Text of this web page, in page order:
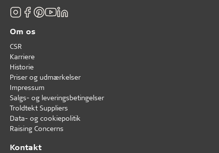
Om os
CSR
Karriere
Historie
Priser og udmærkelser
Impressum
Salgs- og leveringsbetingelser
Troldtekt Suppliers
Data- og cookiepolitik
Raising Concerns
Kontakt